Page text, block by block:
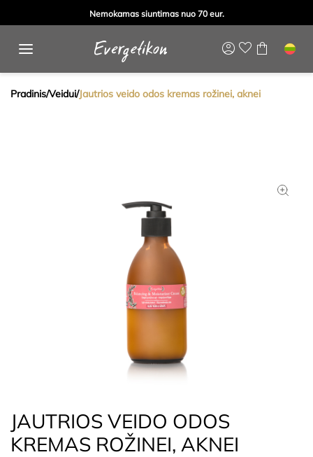
Nemokamas siuntimas nuo 70 eur.
Pradinis/Veidui/Jautrios veido odos kremas rožinei, aknei
JAUTRIOS VEIDO ODOS
KREMAS ROŽINEI, AKNEI